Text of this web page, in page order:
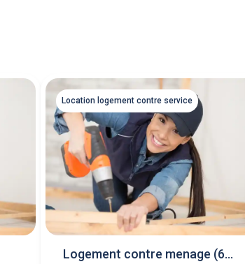
Location logement contre service
Logement contre menage (6